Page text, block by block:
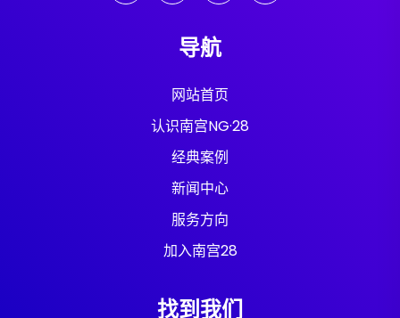
导航
网站首页
认识南宫NG·28
经典案例
新闻中心
服务方向
加入南宫28
找到我们